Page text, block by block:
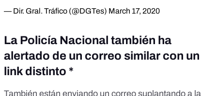
— Dir. Gral. Tráfico (@DGTes) March 17, 2020
La Policía Nacional también ha
alertado de un correo similar con un
link distinto *
También están enviando un correo suplantando a la